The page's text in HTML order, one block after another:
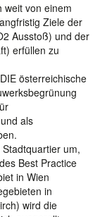
weit von einem
Ziele der
Ausstoß) und der
erfüllen zu
österreichische
als
um,
Best Practice
in Wien
in
wird die